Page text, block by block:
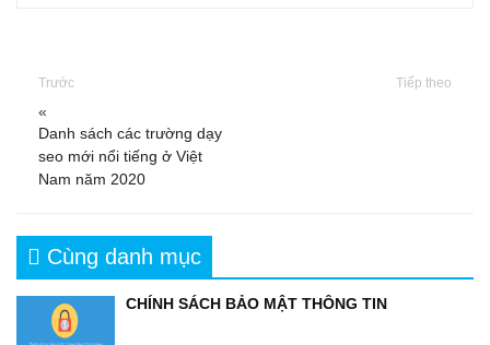
Trước
«
Danh sách các trường dạy
seo mới nổi tiếng ở Việt
Nam năm 2020
Tiếp theo
Cùng danh mục
CHÍNH SÁCH BẢO MẬT THÔNG TIN